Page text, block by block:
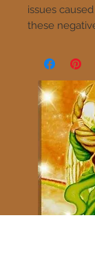
issues
these